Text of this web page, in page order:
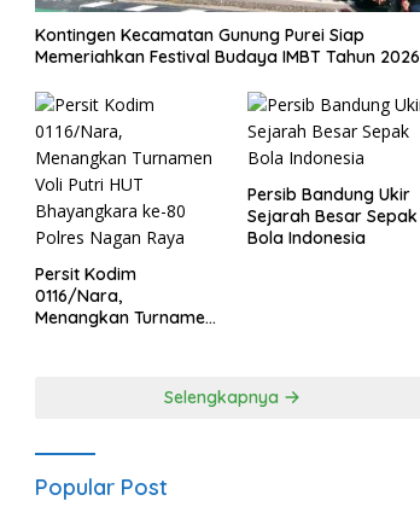
Kontingen Kecamatan Gunung Purei Siap
Memeriahkan Festival Budaya IMBT Tahun 2026
Persit Kodim
0116/Nara,
Menangkan Turnamen
Persib Bandung Ukir
Sejarah Besar Sepak
Bola Indonesia
Selengkapnya
Popular Post